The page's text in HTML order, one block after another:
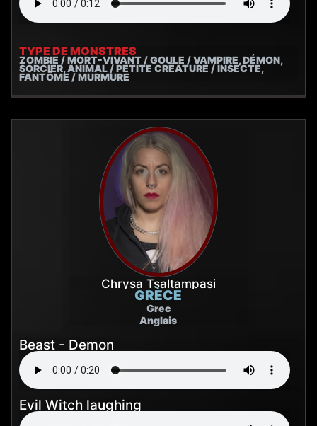
TYPE DE MONSTRES
ZOMBIE / MORT-VIVANT / GOULE / VAMPIRE, DÉMON,
SORCIER, ANIMAL / PETITE CRÉATURE / INSECTE,
FANTÔME / MURMURE
Chrysa Tsaltampasi
GRÈCE
Grec
Anglais
Beast - Demon
Evil Witch laughing